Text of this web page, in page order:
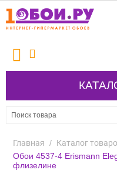
Главная / Каталог
Обои 4537-4 Erismann
флизелине